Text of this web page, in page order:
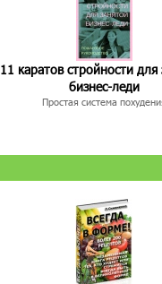
11 каратов стройности для
бизнес-леди
Простая система